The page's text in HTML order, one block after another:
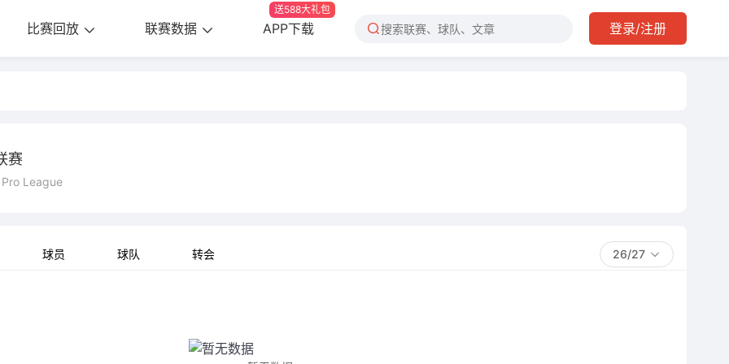
比赛回放 联赛数据 APP下载
送588大礼包
登录/注册
赛
League
球员 球队 转会 26/27